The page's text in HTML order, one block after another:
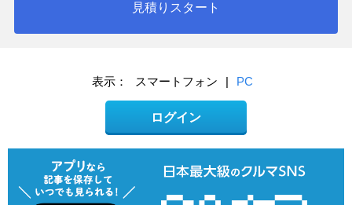
見積りスタート
表示： スマートフォン | PC
ログイン